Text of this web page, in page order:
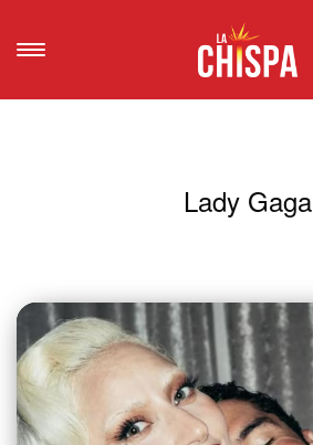
Lady Gaga